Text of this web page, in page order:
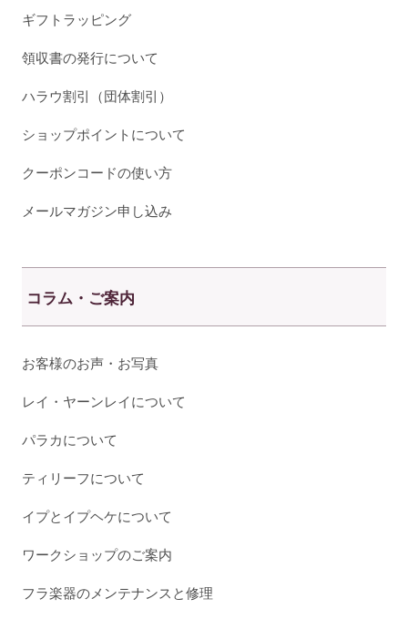
ギフトラッピング
領収書の発行について
ハラウ割引（団体割引）
ショップポイントについて
クーポンコードの使い方
メールマガジン申し込み
コラム・ご案内
お客様のお声・お写真
レイ・ヤーンレイについて
パラカについて
ティリーフについて
イプとイプヘケについて
ワークショップのご案内
フラ楽器のメンテナンスと修理